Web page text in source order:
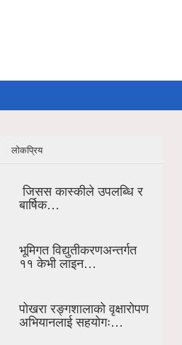
लोकप्रिय
जिसस कास्कीले उपलब्धि र
बार्षिक…
भूमिगत विद्युतीकरणअन्तर्गत
११ केभी लाइन…
पोखरा रङ्गशालाको वृक्षारोपण
अभियानलाई सहयोगः…